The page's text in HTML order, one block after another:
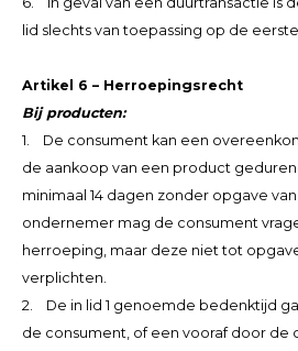
lid slechts van toepassing op de
Artikel 6 – Herroepingsrecht
Bij producten:
1. De consument kan een
de aankoop van een product
minimaal 14 dagen zonder opgave
ondernemer mag de consument
herroeping, maar deze niet tot
verplichten.
2. De in lid 1 genoemde bedenktijd
de consument, of een vooraf door de